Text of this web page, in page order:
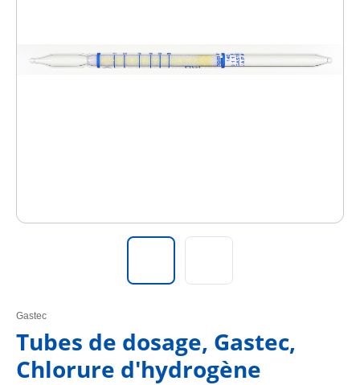
Gastec
Tubes de dosage, Gastec,
Chlorure d'hydrogène